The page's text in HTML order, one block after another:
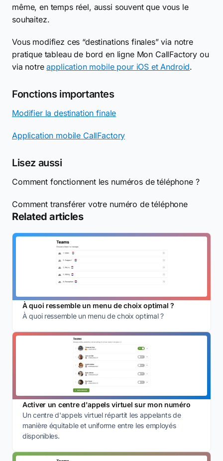
même, en temps réel, aussi souvent que vous le
souhaitez.
Vous modifiez ces “destinations finales” via notre
pratique tableau de bord en ligne Mon CallFactory ou
via notreapplication mobile pour iOS et Android.
Fonctions importantes
Modifier la destination finale
Application mobile CallFactory
Lisez aussi
Comment fonctionnent les numéros de téléphone ?
Comment transférer votre numéro de téléphone
Related articles
À quoi ressemble un menu de choix optimal ?
À quoi ressemble un menu de choix optimal ?
Activer un centre d'appels virtuel sur mon numéro
Un centre d'appels virtuel répartit les appelants de
manière équitable et uniforme entre les employés
disponibles.